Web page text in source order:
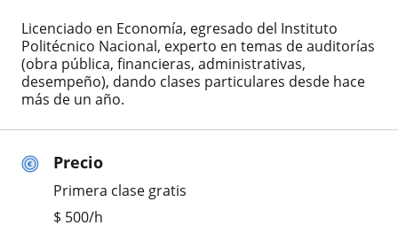
Precio
Primera clase gratis
$ 500/h
Licenciado en Economía, egresado del Instituto
Politécnico Nacional, experto en temas de auditorías
(obra pública, financieras, administrativas,
desempeño), dando clases particulares desde hace
más de un año.